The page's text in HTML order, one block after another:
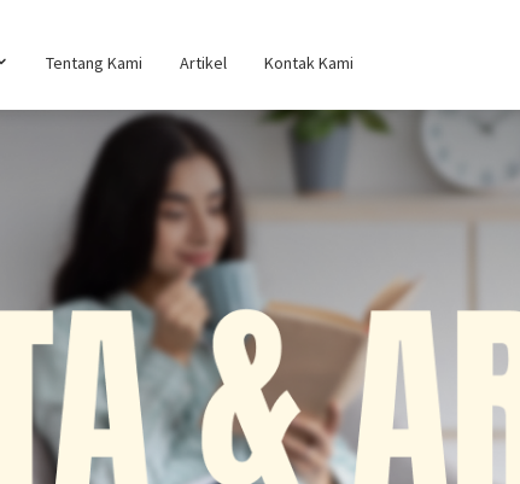
Tentang Kami Artikel Kontak Kami